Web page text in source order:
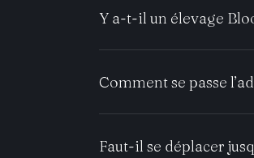
Y a-t-il un élevage
Comment se passe
Faut-il se déplacer